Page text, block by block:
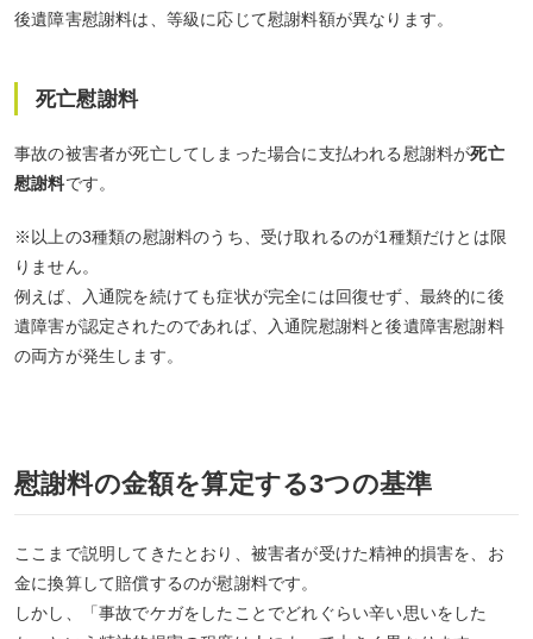
後遺障害慰謝料は、等級に応じて慰謝料額が異なります。
死亡慰謝料
事故の被害者が死亡してしまった場合に支払われる慰謝料が死亡
慰謝料です。
※以上の3種類の慰謝料のうち、受け取れるのが1種類だけとは限
りません。
例えば、入通院を続けても症状が完全には回復せず、最終的に後
遺障害が認定されたのであれば、入通院慰謝料と後遺障害慰謝料
の両方が発生します。
慰謝料の金額を算定する3つの基準
ここまで説明してきたとおり、被害者が受けた精神的損害を、お
金に換算して賠償するのが慰謝料です。
しかし、「事故でケガをしたことでどれぐらい辛い思いをした